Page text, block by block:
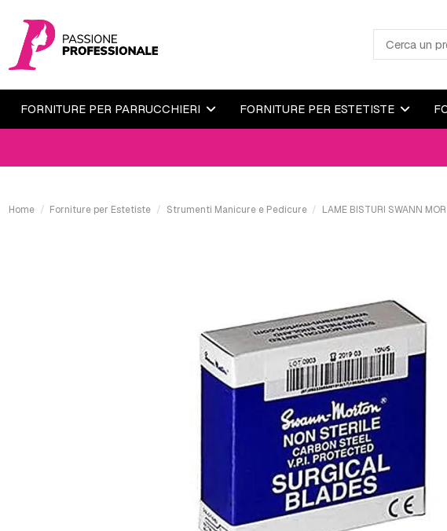
FORNITURE PER PARRUCCHIERI FORNITURE PER ESTETISTE
Home Forniture per Estetiste Strumenti Manicure e Pedicure LAME BISTURI SWANN